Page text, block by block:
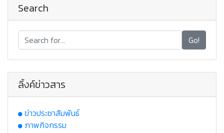
Search
Go!
ลิ้งค์ข่าวสาร
ข่าวประชาสัมพันธ์
ภาพกิจกรรม